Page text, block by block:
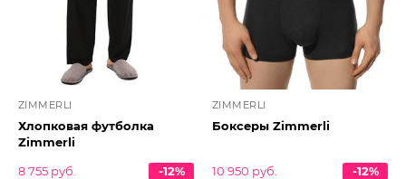
ZIMMERLI
Хлопковая футболка
Zimmerli
8 755 руб.
-12%
ZIMMERLI
Боксеры Zimmerli
10 950 руб.
-12%